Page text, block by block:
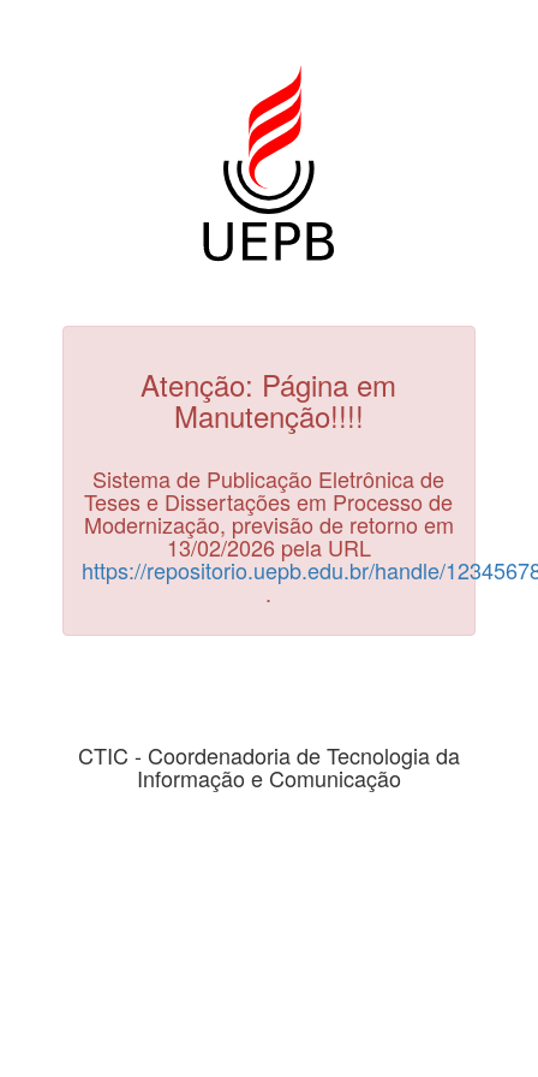
Atenção: Página em
Manutenção!!!!
Sistema de Publicação Eletrônica de
Teses e Dissertações em Processo de
Modernização, previsão de retorno em
13/02/2026 pela URL
https://repositorio.uepb.edu.br/handle/
.
CTIC - Coordenadoria de Tecnologia da
Informação e Comunicação